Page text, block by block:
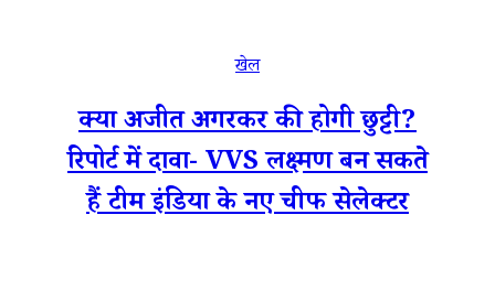
खेल
क्या अजीत अगरकर की होगी छुट्टी?
रिपोर्ट में दावा- VVS लक्ष्मण बन सकते
हैं टीम इंडिया के नए चीफ सेलेक्टर